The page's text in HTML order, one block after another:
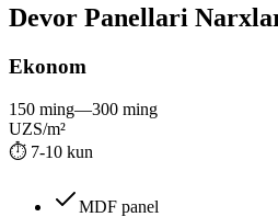
Devor Panellari
Ekonom
150 ming—300 ming
UZS/m²
⏱ 7-10 kun
MDF panel